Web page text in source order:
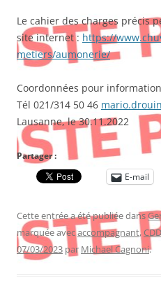
Le cahier des charges précis
site internet : https://
metiers/aumonerie/
Coordonnées pour
Tél 021/314 50 46
Lausanne, le 30.11.2022
Partager :
E-mail
Cette entrée a été publiée dans
marquée avecaccompagnant,CDD
07/03/2023 par Michael Cagnoni.